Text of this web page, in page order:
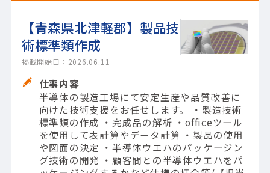
【青森県北津軽郡】製品技
術標準類作成
掲載開始日：2026.06.11
仕事内容
半導体の製造工場にて安定生産や品質改善に
向けた技術支援をお任せします。 ・製造技術
標準類の作成 ・完成品の解析 ・officeツール
を使用して表計算やデータ計算 ・製品の使用
や図面の決定 ・半導体ウエハのパッケージン
グ技術の開発 ・顧客間との半導体ウエハをパ